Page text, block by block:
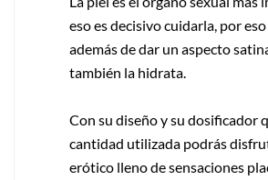
eso es decisivo cuidarla, por
además de dar un aspecto
también la hidrata.
Con su diseño y su dosificador
cantidad utilizada podrás
erótico lleno de sensaciones